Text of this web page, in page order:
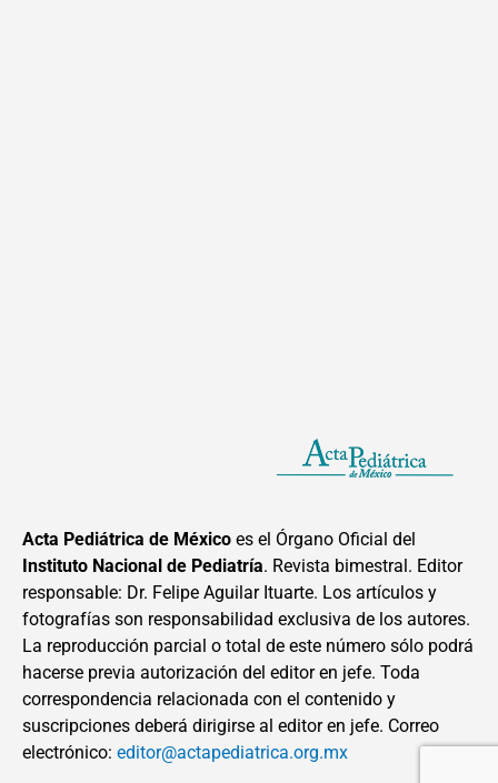
Acta Pediátrica de México es el Órgano Oficial del
Instituto Nacional de Pediatría. Revista bimestral. Editor
responsable: Dr. Felipe Aguilar Ituarte. Los artículos y
fotografías son responsabilidad exclusiva de los autores.
La reproducción parcial o total de este número sólo podrá
hacerse previa autorización del editor en jefe. Toda
correspondencia relacionada con el contenido y
suscripciones deberá dirigirse al editor en jefe. Correo
electrónico: editor@actapediatrica.org.mx